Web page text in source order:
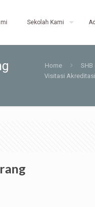
Sekolah Kami
Home SHB
Visitasi